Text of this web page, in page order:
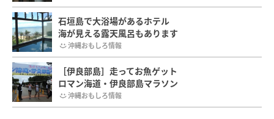
石垣島で大浴場があるホテル
海が見える露天風呂もあります
沖縄おもしろ情報
［伊良部島］走ってお魚ゲット
ロマン海道・伊良部島マラソン
沖縄おもしろ情報